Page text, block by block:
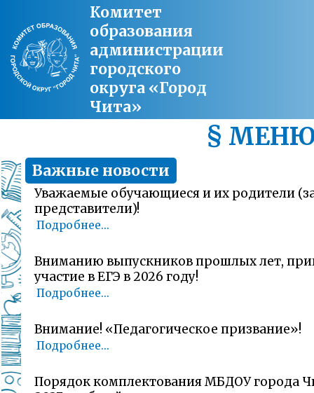
Комитет
образования
администрации
городского
округа «Город
Чита»
§
Важные новости
Уважаемые обучающиеся и их родители
представители)!
Подробнее...
Вниманию выпускников прошлых лет,
участие в ЕГЭ в 2026 году!
Подробнее...
Внимание! «Педагогическое призвание»!
Подробнее...
Порядок комплектования МБДОУ города